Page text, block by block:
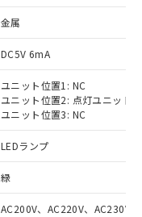
金属
DC5V 6mA
ユニット位置1: NC
ユニット位置2: 点灯ユニット
ユニット位置3: NC
LEDランプ
緑
AC200V、AC220V、AC230V